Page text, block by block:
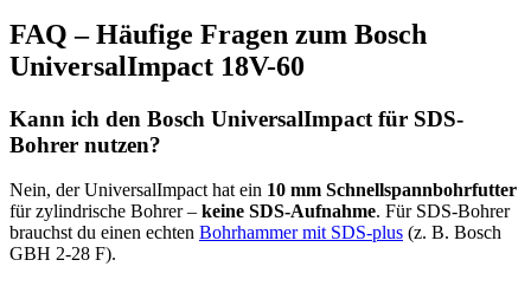
FAQ – Häufige Fragen zum Bosch
UniversalImpact 18V-60
Kann ich den Bosch UniversalImpact für SDS-
Bohrer nutzen?
Nein, der UniversalImpact hat ein 10 mm Schnellspannbohrfutter
für zylindrische Bohrer – keine SDS-Aufnahme. Für SDS-Bohrer
brauchst du einen echten Bohrhammer mit SDS-plus (z. B. Bosch
GBH 2-28 F).